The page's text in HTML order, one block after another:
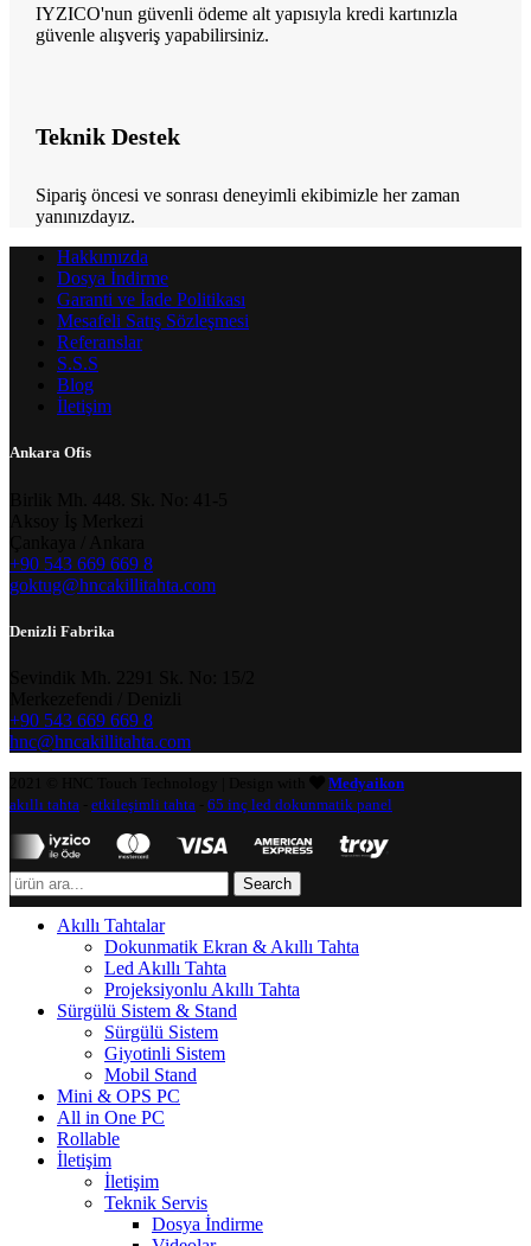
IYZICO'nun güvenli ödeme alt yapısıyla kredi kartınızla
güvenle alışveriş yapabilirsiniz.
Teknik Destek
Sipariş öncesi ve sonrası deneyimli ekibimizle her zaman
yanınızdayız.
Hakkımızda
Dosya İndirme
Garanti ve İade Politikası
Mesafeli Satış Sözleşmesi
Referanslar
S.S.S
Blog
İletişim
Ankara Ofis
+90 543 669 669 8
goktug@hncakillitahta.com
Denizli Fabrika
+90 543 669 669 8
hnc@hncakillitahta.com
Medyaikon
akıllı tahta
etkileşimli tahta 65 inç led dokunmatik panel
Search
Akıllı Tahtalar
Dokunmatik Ekran & Akıllı Tahta
Led Akıllı Tahta
Projeksiyonlu Akıllı Tahta
Sürgülü Sistem & Stand
Sürgülü Sistem
Giyotinli Sistem
Mobil Stand
Mini & OPS PC
All in One PC
Rollable
İletişim
İletişim
Teknik Servis
Dosya İndirme